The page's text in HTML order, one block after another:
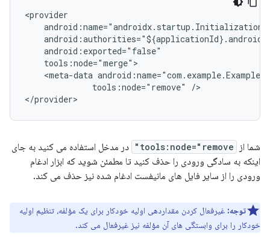
<meta-data
tools:node="remove"
/>
شما از tools:node="remove"
در مدخل استفاده می کنید به جای
اینکه به سادگی ورودی را حذف کنید تا مطمئن شوید که ابزار ادغام
ورودی را از سایر فایل های مانیفست ادغام شده نیز حذف می کند.
توجه: غیرفعال کردن مقداردهی اولیه خودکار برای یک مؤلفه، تنظیم اولیه
خودکار را برای وابستگی های آن مؤلفه نیز غیرفعال می کند.